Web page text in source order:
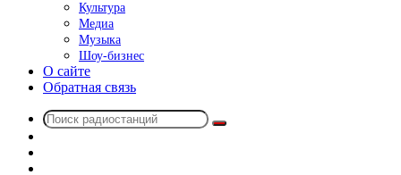
Культура
Медиа
Музыка
Шоу-бизнес
О сайте
Обратная связь
Поиск